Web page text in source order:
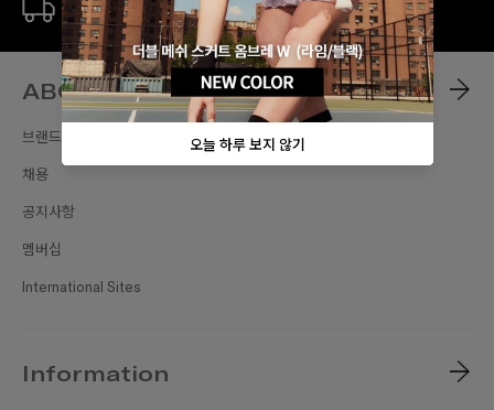
무료 배송
ABOUT
브랜드스토리
채용
공지사항
멤버십
International Sites
Information